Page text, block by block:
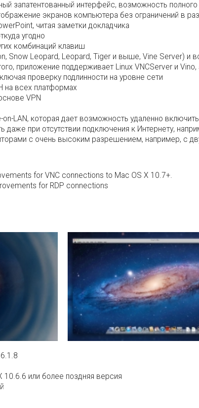
запатентованный интерфейс, возможность
экранов компьютера без ограничений в
читая заметки докладчика
угодно
комбинаций клавиш
Snow Leopard, Leopard, Tiger и выше, Vine Server) и
приложение поддерживает Linux VNCServer и
проверку подлинности на уровне сети
на всех платформах
VPN
on-LAN, которая дает возможность удаленно
даже при отсутствии подключения к Интернету,
с очень высоким разрешением, например, c
for VNC connections to Mac OS X 10.7+.
for RDP connections
10.6.6 или более поздняя версия